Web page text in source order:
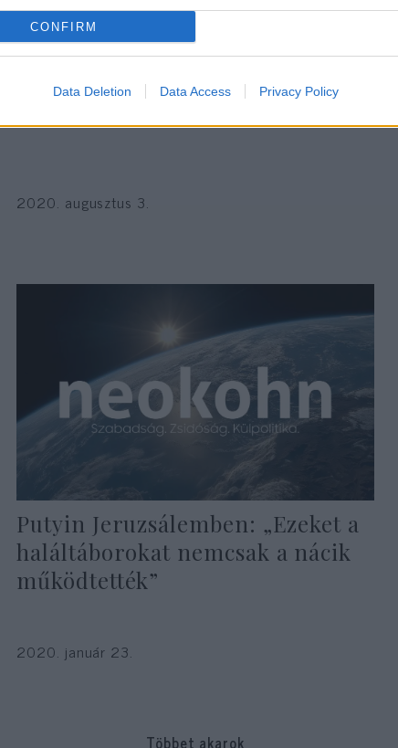
CONFIRM
Data Deletion Data Access Privacy Policy
holokauszt emléknapján
2020. augusztus 3.
Putyin Jeruzsálemben: „Ezeket a
haláltáborokat nemcsak a nácik
működtették”
2020. január 23.
Többet akarok